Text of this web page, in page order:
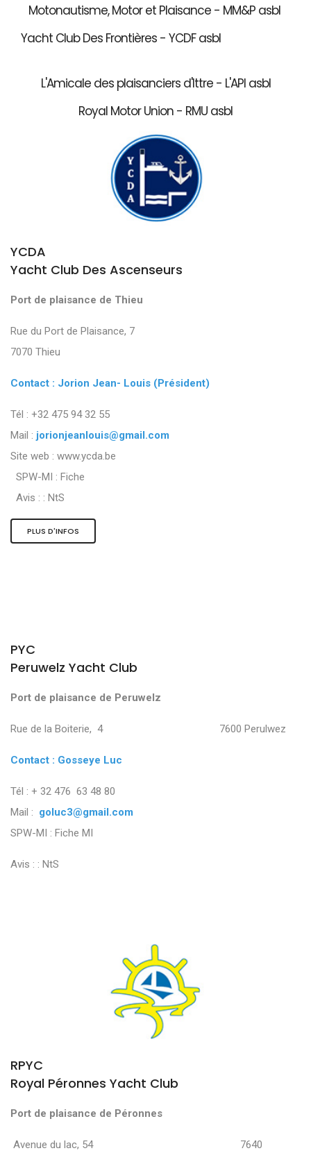
Motonautisme, Motor et Plaisance - MM&P asbl
Yacht Club Des Frontières - YCDF asbl
L'Amicale des plaisanciers d'Ittre - L'API asbl
Royal Motor Union - RMU asbl
YCDA
Yacht Club Des Ascenseurs
Port de plaisance de Thieu
Rue du Port de Plaisance, 7
7070 Thieu
Contact : Jorion Jean- Louis (Président)
Tél : +32 475 94 32 55
Mail : jorionjeanlouis@gmail.com
Site web : www.ycda.be
SPW-MI : Fiche
Avis : : NtS
PLUS D'INFOS
PYC
Peruwelz Yacht Club
Port de plaisance de Peruwelz
Rue de la Boiterie, 4 7600 Perulwez
Contact : Gosseye Luc
Tél : + 32 476 63 48 80
Mail : goluc3@gmail.com
SPW-MI : Fiche MI
Avis : : NtS
RPYC
Royal Péronnes Yacht Club
Port de plaisance de Péronnes
Avenue du lac, 54 7640